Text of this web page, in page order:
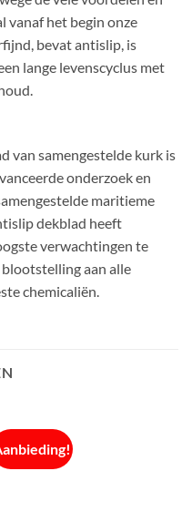
vanaf het begin onze
bevat antislip, is
lange levenscyclus met
van samengestelde kurk is
onderzoek en
maritieme
dekblad heeft
verwachtingen te
aan alle
chemicaliën.